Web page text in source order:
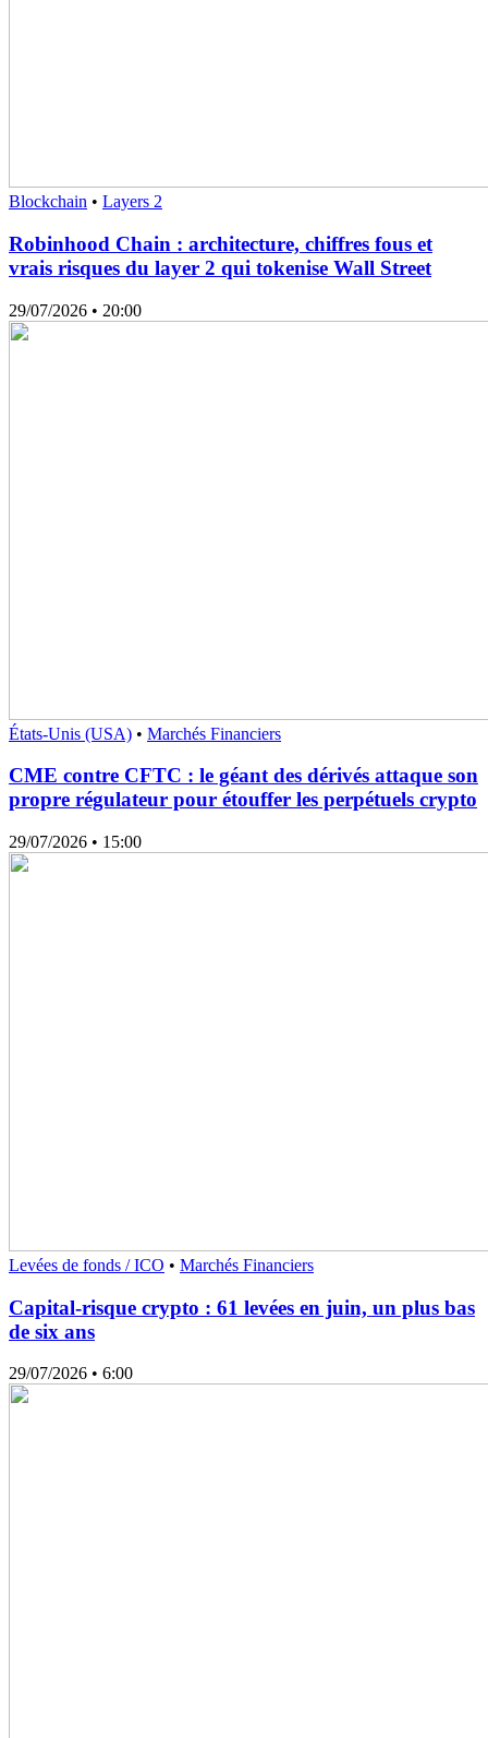
Blockchain • Layers 2
Robinhood Chain : architecture, chiffres fous et
vrais risques du layer 2 qui tokenise Wall Street
29/07/2026 • 20:00
États-Unis (USA) • Marchés Financiers
CME contre CFTC : le géant des dérivés attaque son
propre régulateur pour étouffer les perpétuels crypto
29/07/2026 • 15:00
Levées de fonds / ICO • Marchés Financiers
Capital-risque crypto : 61 levées en juin, un plus bas
de six ans
29/07/2026 • 6:00